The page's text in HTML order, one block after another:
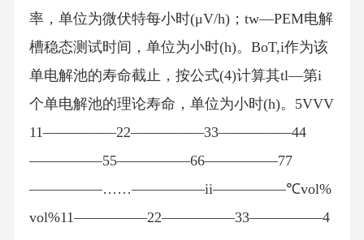
率，单位为微伏特每小时(μV/h)；tw—PEM电解
槽稳态测试时间，单位为小时(h)。BoT,i作为该
单电解池的寿命截止，按公式(4)计算其tl—第i
个单电解池的理论寿命，单位为小时(h)。5VVV
11—————22—————33—————44
—————55—————66—————77
—————……—————ii—————℃vol%
vol%11—————22—————33—————4